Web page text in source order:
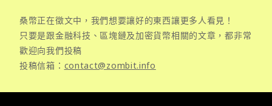
桑幣正在徵文中，我們想要讓好的東西讓更多人看見！
只要是跟金融科技、區塊鏈及加密貨幣相關的文章，都非常
歡迎向我們投稿
投稿信箱： contact@zombit.info